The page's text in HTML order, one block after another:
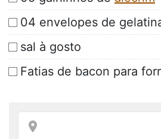
04 envelopes de
sal à gosto
Fatias de bacon para